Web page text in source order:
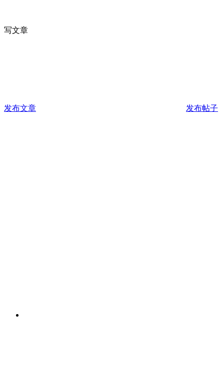
写文章
发布文章 发布帖子